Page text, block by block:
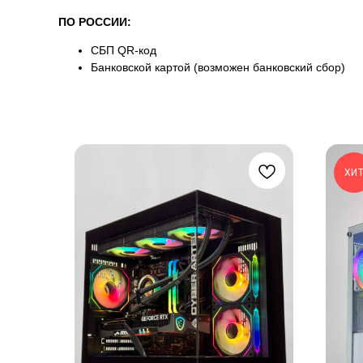
ПО РОССИИ:
СБП QR-код
Банковской картой (возможен банковский сбор)